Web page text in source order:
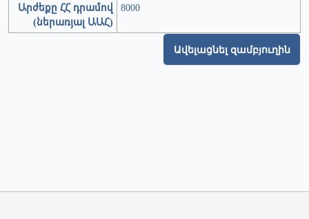
Արժեքը ՀՀ դրամով
(ներառյալ ԱԱՀ)
8000
Ավելացնել զամբյուղին